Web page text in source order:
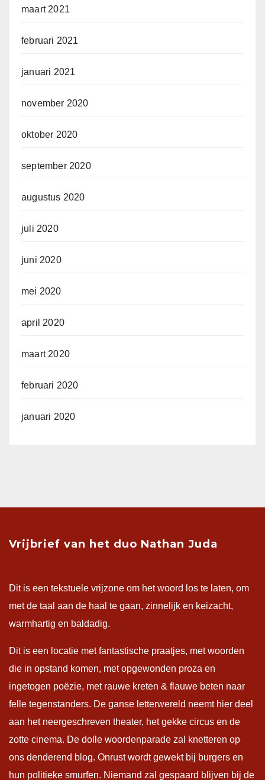
maart 2021
februari 2021
januari 2021
november 2020
oktober 2020
september 2020
augustus 2020
juli 2020
juni 2020
mei 2020
april 2020
maart 2020
februari 2020
januari 2020
Vrijbrief van het duo Nathan Juda
Dit is een tekstuele vrijzone om het woord los te laten, om
met de taal aan de haal te gaan, zinnelijk en keizacht,
warmhartig en baldadig.
Dit is een locatie met fantastische praatjes, met woorden
die in opstand komen, met opgewonden proza en
ingetogen poëzie, met rauwe kreten & flauwe beten naar
felle tegenstanders. De ganse letterwereld neemt hier deel
aan het neergeschreven theater, het gekke circus en de
zotte cinema. De dolle woordenparade zal knetteren op
ons denderend blog. Onrust wordt gewekt bij burgers en
hun politieke smurfen. Niemand zal gespaard blijven bij de